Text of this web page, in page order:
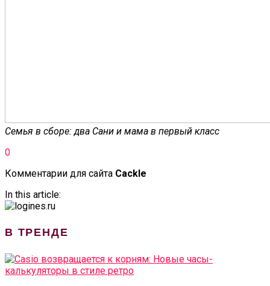
Семья в сборе: два Сани и мама в первый класс
0
Комментарии для сайта Cackle
In this article:
В ТРЕНДЕ